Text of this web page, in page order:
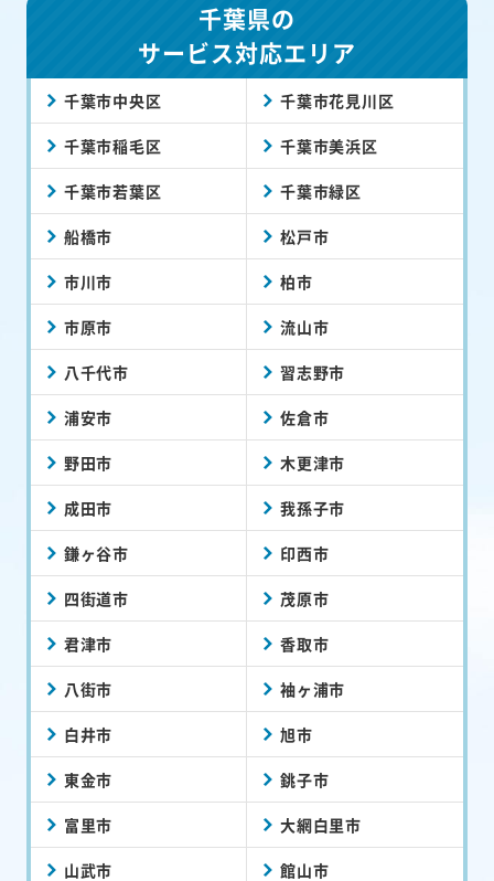
千葉県の
サービス対応エリア
千葉市中央区 千葉市花見川区
千葉市稲毛区 千葉市美浜区
千葉市若葉区 千葉市緑区
船橋市 松戸市
市川市 柏市
市原市 流山市
八千代市 習志野市
浦安市 佐倉市
野田市 木更津市
成田市 我孫子市
鎌ヶ谷市 印西市
四街道市 茂原市
君津市 香取市
八街市 袖ヶ浦市
白井市 旭市
東金市 銚子市
富里市 大網白里市
山武市 館山市